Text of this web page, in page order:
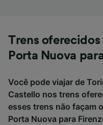
Trens
Porta Nuova
Você pode viajar de
Castello nos trens
esses trens não façam
Porta Nuova para